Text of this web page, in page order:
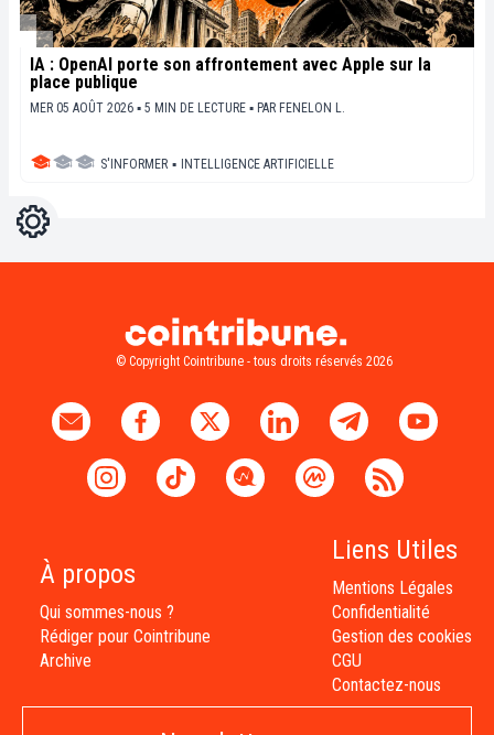
IA : OpenAI porte son affrontement avec Apple sur la
place publique
MER 05 AOÛT 2026 ▪ 5 MIN DE LECTURE ▪ PAR FENELON L.
S'INFORMER ▪ INTELLIGENCE ARTIFICIELLE
Réglages
© Copyright Cointribune - tous droits réservés 2026
À propos
Qui sommes-nous ?
Rédiger pour Cointribune
Archive
Liens Utiles
Mentions Légales
Confidentialité
Gestion des cookies
CGU
Contactez-nous